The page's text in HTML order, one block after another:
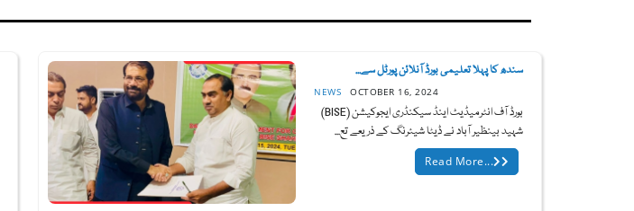
سندھ کا پہلا تعلیمی بورڈ آنلائن پورٹل سے...
NEWS OCTOBER 16, 2024
بورڈ آف انٹرمیڈیٹ اینڈ سیکنڈری ایجوکیشن (BISE)
شہید بینظیر آباد نے ڈیٹا شیئرنگ کے ذریعے تع...
Read More...